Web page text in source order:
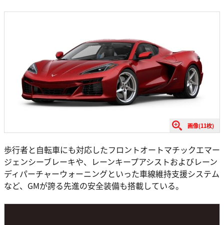
画像(11枚)
歩行者と自転車にも対応したフロントオートマチックエマー
ジェンシーブレーキや、レーンキープアシストおよびレーン
ディパーチャーウォーニングといった車線維持支援システム
など、GMが誇る先進の安全装備も搭載している。